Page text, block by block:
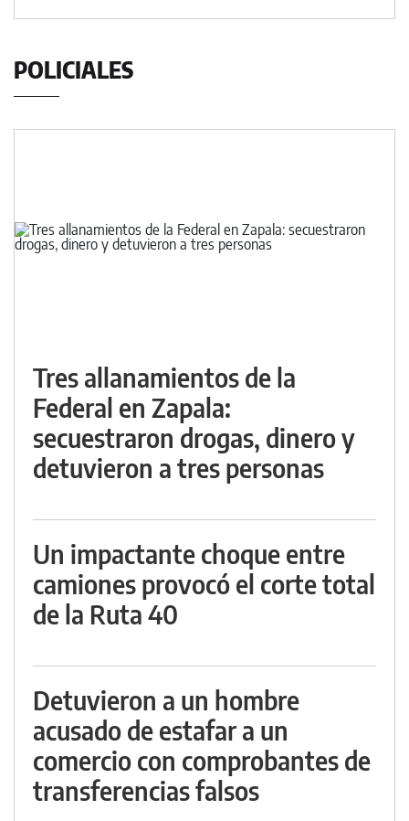
POLICIALES
Tres allanamientos de la
Federal en Zapala:
secuestraron drogas, dinero y
detuvieron a tres personas
Un impactante choque entre
camiones provocó el corte total
de la Ruta 40
Detuvieron a un hombre
acusado de estafar a un
comercio con comprobantes de
transferencias falsos